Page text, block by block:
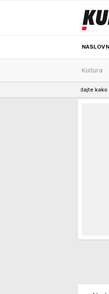
Kultura
kako je "parni valjak" stigao do